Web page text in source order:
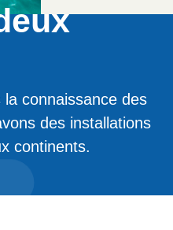
connaissance des
des installations
continents.